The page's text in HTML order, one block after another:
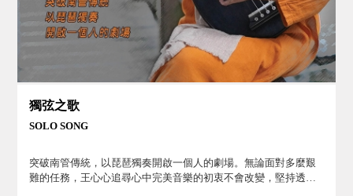
獨弦之歌
SOLO SONG
突破南管傳統，以琵琶獨奏開啟一個人的劇場。無論面對多麼艱
難的任務，王心心追尋心中完美音樂的初衷不會改變，堅持透過